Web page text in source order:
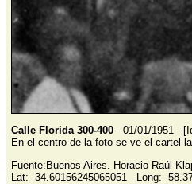
Calle Florida 300-400 - 01/01/1951 -
En el centro de la foto se ve el cartel
Fuente:Buenos Aires. Horacio Raúl
Lat: -34.60156245065051 - Long: -